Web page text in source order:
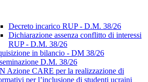
Decreto incarico RUP - D.M. 38/26
Dichiarazione assenza conflitto di interessi
RUP - D.M. 38/26
in bilancio - DM 38/26
D.M. 38/26
Azione CARE per la realizzazione di
per l’inclusione di studenti ucraini